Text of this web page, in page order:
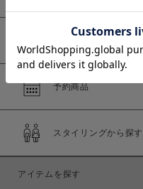
商品タイプ
予約商品
スタイリングから探す
アイテムを探す